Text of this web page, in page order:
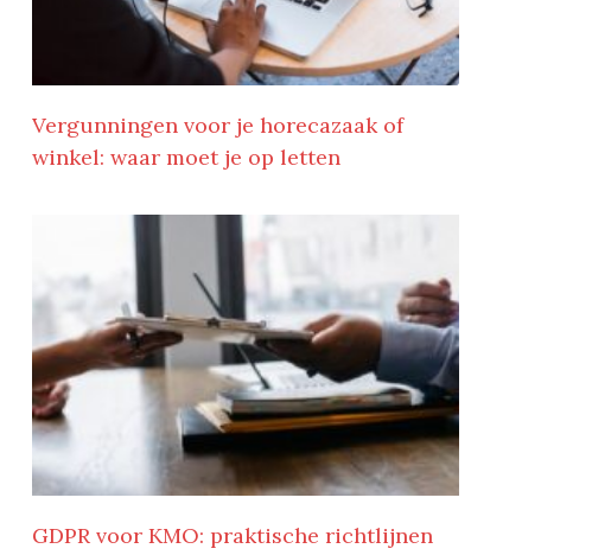
Vergunningen voor je horecazaak of
winkel: waar moet je op letten
GDPR voor KMO: praktische richtlijnen